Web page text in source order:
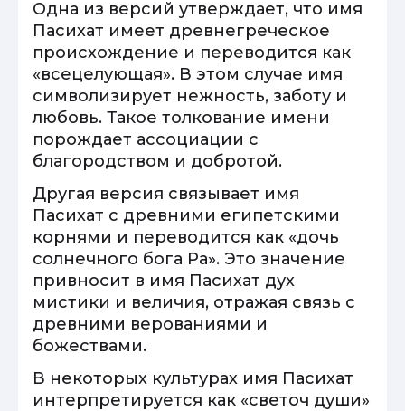
Одна из версий утверждает, что имя
Пасихат имеет древнегреческое
происхождение и переводится как
«всецелующая». В этом случае имя
символизирует нежность, заботу и
любовь. Такое толкование имени
порождает ассоциации с
благородством и добротой.
Другая версия связывает имя
Пасихат с древними египетскими
корнями и переводится как «дочь
солнечного бога Ра». Это значение
привносит в имя Пасихат дух
мистики и величия, отражая связь с
древними верованиями и
божествами.
В некоторых культурах имя Пасихат
интерпретируется как «светоч души»